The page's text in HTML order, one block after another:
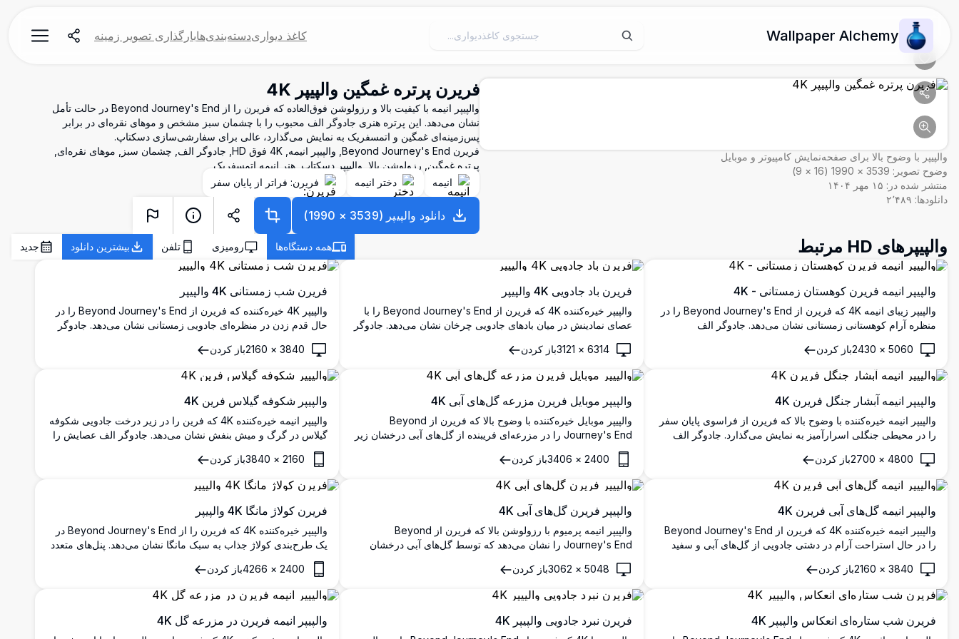
Wallpaper Alchemy کاغذ دیواریدسته‌بندی‌هابارگذاری تصویر زمینه
والپیپر با وضوح بالا برای صفحه‌نمایش کامپیوتر و موبایل
وضوح تصویر: 3539
×
1990
(
16
×
9
)
منتشر شده در: ۱۵ مهر ۱۴۰۴
دانلودها: ۲٬۴۸۹
فریرن پرتره غمگین والپیپر 4K
والپیپر انیمه با کیفیت بالا و رزولوشن فوق‌العاده که فریرن را از Beyond Journey's End در حالت تأمل
نشان می‌دهد. این پرتره هنری جادوگر الف محبوب را با چشمان سبز مشخص و موهای نقره‌ای در برابر
پس‌زمینه‌ای غمگین و اتمسفریک به نمایش می‌گذارد، عالی برای سفارشی‌سازی دسکتاپ.
فریرن Beyond Journey's End, والپیپر انیمه, 4K فوق HD, جادوگر الف, چشمان سبز, موهای نقره‌ای,
پرتره غمگین, رزولوشن بالا, والپیپر دسکتاپ, هنر انیمه اتمسفریک
انیمه
دختر انیمه فریرن: فراتر از پایان سفر
دانلود والپیپر (
3539
×
1990
)
والپیپرهای HD مرتبط همه دستگاه‌ها رومیزی تلفن بیشترین دانلود جدید
والپیپر انیمه فریرن کوهستان زمستانی - 4K
والپیپر زیبای انیمه 4K که فریرن از Beyond Journey's End را در
منظره آرام کوهستانی زمستانی نشان می‌دهد. جادوگر الف
برف با نور گرم غروب خورشید در دست دارد و فضایی آرام و
جادویی ایجاد می‌کند.
5060
×
2430باز کردن
فریرن باد جادویی 4K والپیپر
والپیپر خیره‌کننده 4K که فریرن از Beyond Journey's End را با
عصای نمادینش در میان بادهای جادویی چرخان نشان می‌دهد. جادوگر
فضای عرفانی با کیفیت فوق‌العاده تعریف بالا زیبا ارائه شده است.
6314
×
3121باز کردن
فریرن شب زمستانی 4K والپیپر
والپیپر 4K خیره‌کننده که فریرن از Beyond Journey's End را در
حال قدم زدن در منظره‌ای جادویی زمستانی نشان می‌دهد. جادوگر
جادویی زیر آسمان شب پر ستاره در کیفیت فوق‌العاده تعریف بالا
احاطه شده است.
3840
×
2160باز کردن
والپیپر انیمه آبشار جنگل فریرن 4K
والپیپر انیمه خیره‌کننده با وضوح بالا که فریرن از فراسوی پایان سفر
را در محیطی جنگلی اسرارآمیز به نمایش می‌گذارد. جادوگر الف
شده با پوشش گیاهی سبز انبوه و نورپردازی جادویی، که فضایی
مسحورکننده و آرام برای هر صفحه‌نمایشی ایجاد می‌کند.
4800
×
2700باز کردن
والپیپر موبایل فریرن مزرعه گل‌های آبی 4K
والپیپر موبایل خیره‌کننده با وضوح بالا که فریرن از Beyond
Journey's End را در مزرعه‌ای فریبنده از گل‌های آبی درخشان زیر
آسمان شب پرستاره نشان می‌دهد. کهکشان راه شیری صحنه را
روشن می‌کند و فضایی جادویی و آرام را برای علاقه‌مندان انیمه که
به دنبال مناظر فانتزی خیره‌کننده هستند، ایجاد می‌کند.
2400
×
3406باز کردن
والپیپر شکوفه گیلاس فرین 4K
والپیپر انیمه خیره‌کننده 4K که فرین را در زیر درخت جادویی شکوفه
گیلاس در گرگ و میش بنفش نشان می‌دهد. جادوگر الف عصایش را
نگه داشته در حالی که گلبرگ‌های ساکورا در فضای اثیری می‌رقصند
می‌کنند.
2160
×
3840باز کردن
والپیپر انیمه گل‌های آبی فریرن 4K
والپیپر انیمه خیره‌کننده 4K که فریرن از Beyond Journey's End
را در حال استراحت آرام در دشتی جادویی از گل‌های آبی و سفید
احاطه شده و فضایی رویایی و اثیری با نورپردازی ملایم و جزئیات
3840
×
2160باز کردن
والپیپر فریرن گل‌های آبی 4K
والپیپر انیمه پرمیوم با رزولوشن بالا که فریرن از Beyond
Journey's End را نشان می‌دهد که توسط گل‌های آبی درخشان
جذاب شخصیت محبوب الف را در محیطی آسمانی رویایی با جزئیات
5048
×
3062باز کردن
فریرن کولاژ مانگا 4K والپیپر
والپیپر خیره‌کننده 4K که فریرن را از Beyond Journey's End در
یک طرح‌بندی کولاژ جذاب به سبک مانگا نشان می‌دهد. پنل‌های متعدد
این جادوگر الف محبوب را با موهای سفید مشخص و چشم‌های
سبزش به نمایش می‌گذارد، عالی برای علاقه‌مندان انیمه که به دنبال
پس‌زمینه‌های با کیفیت بالا برای دسکتاپ یا موبایل هستند.
2400
×
4266باز کردن
فریرن شب ستاره‌ای انعکاس والپیپر 4K فریرن نبرد جادویی والپیپر 4K والپیپر انیمه فریرن در مزرعه گل 4K